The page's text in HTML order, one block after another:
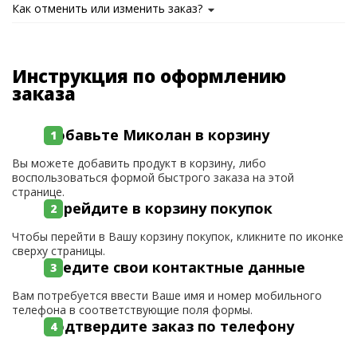
Как отменить или изменить заказ?
Инструкция по оформлению
заказа
Добавьте Миколан в корзину
Вы можете добавить продукт в корзину, либо
воспользоваться формой быстрого заказа на этой
странице.
Перейдите в корзину покупок
Чтобы перейти в Вашу корзину покупок, кликните по иконке
сверху страницы.
Введите свои контактные данные
Вам потребуется ввести Ваше имя и номер мобильного
телефона в соответствующие поля формы.
Подтвердите заказ по телефону